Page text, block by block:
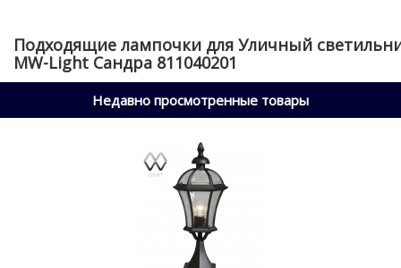
Подходящие лампочки для Уличный
MW-Light Сандра 811040201
Недавно просмотренные товары